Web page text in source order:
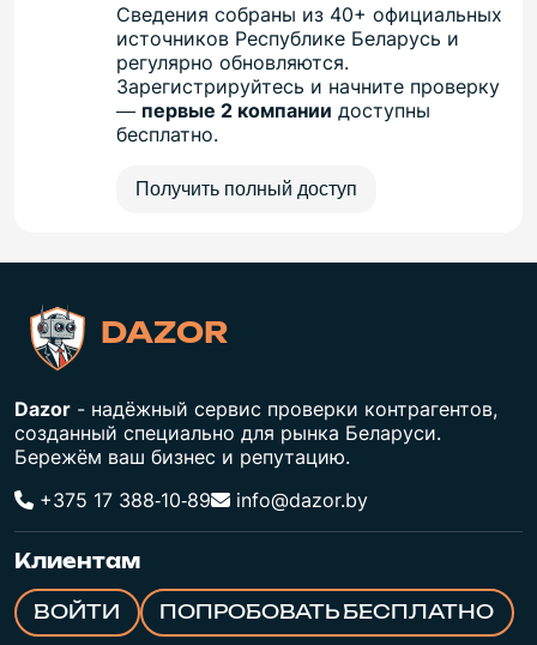
Сведения собраны из 40+ официальных
источников Республике Беларусь и
регулярно обновляются.
Зарегистрируйтесь и начните проверку
— первые 2 компании доступны
бесплатно.
Получить полный доступ
DAZOR
Dazor - надёжный сервис проверки контрагентов,
созданный специально для рынка Беларуси.
Бережём ваш бизнес и репутацию.
+375 17 388‑10‑89
info@dazor.by
Клиентам
ВОЙТИ ПОПРОБОВАТЬ БЕСПЛАТНО